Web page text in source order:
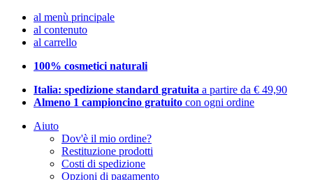
al menù principale
al contenuto
al carrello
100% cosmetici naturali
Italia: spedizione standard gratuita a partire da € 49,90
Almeno 1 campioncino gratuito con ogni ordine
Aiuto
Dov'è il mio ordine?
Restituzione prodotti
Costi di spedizione
Opzioni di pagamento